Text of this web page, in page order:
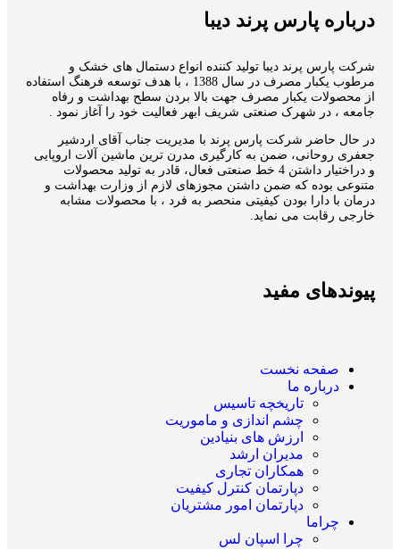
درباره پارس پرند دیبا
شرکت پارس پرند دیبا تولید کننده انواع دستمال های خشک و
مرطوب یکبار مصرف در سال 1388 ، با هدف توسعه فرهنگ استفاده
از محصولات یکبار مصرف جهت بالا بردن سطح بهداشت و رفاه
جامعه ، در شهرک صنعتی شریف ابهر فعالیت خود را آغاز نمود .
در حال حاضر شرکت پارس پرند با مدیریت جناب آقای اردشیر
جعفری روحانی، ضمن به کارگیری مدرن ترین ماشین آلات اروپایی
و دراختیار داشتن 4 خط صنعتی فعال، قادر به تولید محصولات
متنوعی بوده که ضمن داشتن مجوزهای لازم از وزارت بهداشت و
درمان با دارا بودن کیفیتی منحصر به فرد ، با محصولات مشابه
خارجی رقابت می نماید.
پیوندهای مفید
صفحه نخست
درباره ما
تاریخچه تاسیس
چشم اندازی و ماموریت
ارزش های بنیادین
مدیران ارشد
همکاران تجاری
دپارتمان کنترل کیفیت
دپارتمان امور مشتریان
چراما
چرا اسپان لس